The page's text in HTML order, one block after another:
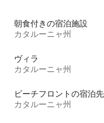
朝食付きの宿泊施設
カタルーニャ州
ヴィラ
カタルーニャ州
ビーチフロントの宿泊先
カタルーニャ州